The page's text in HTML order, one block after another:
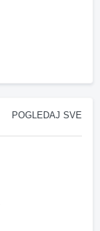
POGLEDAJ SVE